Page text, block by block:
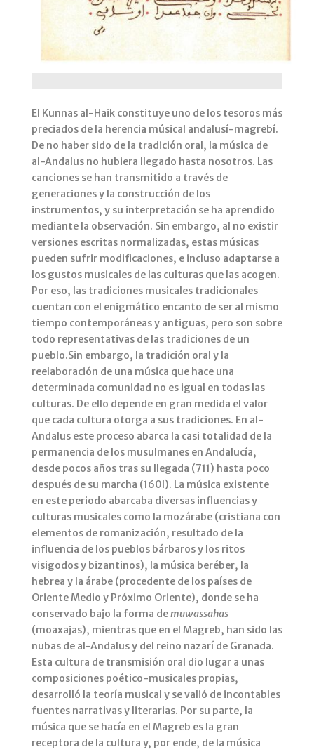
El Kunnas al-Haik constituye uno de los tesoros más
preciados de la herencia músical andalusí-magrebí.
De no haber sido de la tradición oral, la música de
al-Andalus no hubiera llegado hasta nosotros. Las
canciones se han transmitido a través de
generaciones y la construcción de los
instrumentos, y su interpretación se ha aprendido
mediante la observación. Sin embargo, al no existir
versiones escritas normalizadas, estas músicas
pueden sufrir modificaciones, e incluso adaptarse a
los gustos musicales de las culturas que las acogen.
Por eso, las tradiciones musicales tradicionales
cuentan con el enigmático encanto de ser al mismo
tiempo contemporáneas y antiguas, pero son sobre
todo representativas de las tradiciones de un
pueblo.Sin embargo, la tradición oral y la
reelaboración de una música que hace una
determinada comunidad no es igual en todas las
culturas. De ello depende en gran medida el valor
que cada cultura otorga a sus tradiciones. En al-
Andalus este proceso abarca la casi totalidad de la
permanencia de los musulmanes en Andalucía,
desde pocos años tras su llegada (711) hasta poco
después de su marcha (160l). La música existente
en este periodo abarcaba diversas influencias y
culturas musicales como la mozárabe (cristiana con
elementos de romanización, resultado de la
influencia de los pueblos bárbaros y los ritos
visigodos y bizantinos), la música beréber, la
hebrea y la árabe (procedente de los países de
Oriente Medio y Próximo Oriente), donde se ha
conservado bajo la forma demuwassahas
(moaxajas), mientras que en el Magreb, han sido las
nubas de al-Andalus y del reino nazarí de Granada.
Esta cultura de transmisión oral dio lugar a unas
composiciones poético-musicales propias,
desarrolló la teoría musical y se valió de incontables
fuentes narrativas y literarias. Por su parte, la
música que se hacía en el Magreb es la gran
receptora de la cultura y, por ende, de la música